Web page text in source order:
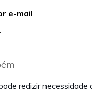
e-mail
redizir necessidade